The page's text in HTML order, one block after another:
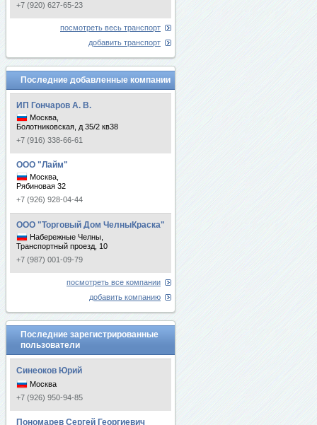
+7 (920) 627-65-23
посмотреть весь транспорт
добавить транспорт
Последние добавленные компании
ИП Гончаров А. В.
Москва,
Болотниковская, д 35/2 кв38
+7 (916) 338-66-61
ООО "Лайм"
Москва,
Рябиновая 32
+7 (926) 928-04-44
ООО "Торговый Дом ЧелныКраска"
Набережные Челны,
Транспортный проезд, 10
+7 (987) 001-09-79
посмотреть все компании
добавить компанию
Последние зарегистрированные
пользователи
Синеоков Юрий
Москва
+7 (926) 950-94-85
Пономарев Сергей Георгиевич